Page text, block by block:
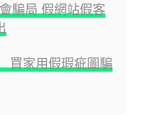
騙局 假網站假客
買家用假瑕疵圖騙